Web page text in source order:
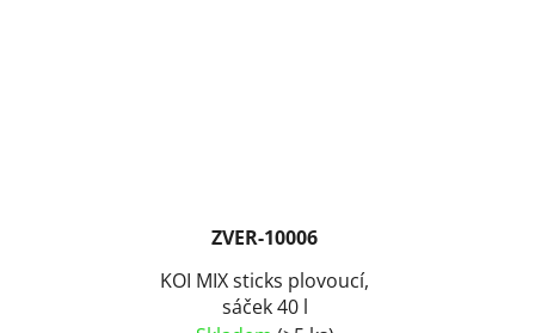
ZVER-10006
KOI MIX sticks plovoucí,
sáček 40 l